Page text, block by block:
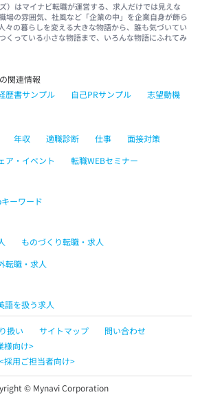
）はマイナビ転職が運営する、求人だけでは見えな
場の雰囲気、社風など「企業の中」を企業自身が飾ら
々の暮らしを変える大きな物語から、誰も気づいてい
くっている小さな物語まで、いろんな物語にふれてみ
関連情報
歴書サンプル 自己PRサンプル
志望動機
年収 適職診断 仕事
面接対策
ア・イベント 転職WEBセミナー
ーワード
ものづくり転職・求人
転職・求人
語を扱う求人
扱い サイトマップ
問い合わせ
様向け>
用ご担当者向け>
© Mynavi Corporation